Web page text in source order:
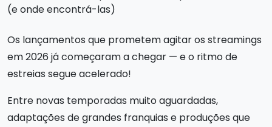
Os lançamentos que prometem agitar os streamings
em 2026 já começaram a chegar — e o ritmo de
estreias segue acelerado!
Entre novas temporadas muito aguardadas,
adaptações de grandes franquias e produções que